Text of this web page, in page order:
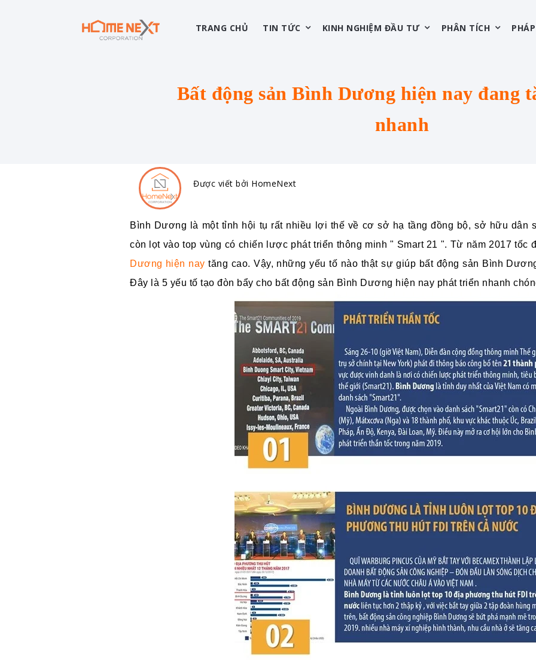
TRANG CHỦ TIN TỨC KINH NGHIỆM ĐẦU TƯ PHÂN TÍCH
Bất động sản Bình Dương hiện nay đang
nhanh
Được viết bởi HomeNext
Bình Dương là một tỉnh hội tụ rất nhiều lợi thế về cơ sở hạ tầng đồng bộ, sở hữu dân
còn lọt vào top vùng có chiến lược phát triển thông minh " Smart 21 ". Từ năm 2017 tốc
Dương hiện nay tăng cao. Vậy, những yếu tố nào thật sự giúp bất động sản Bình
Đây là 5 yếu tố tạo đòn bẩy cho bất động sản Bình Dương hiện nay phát triển nhanh